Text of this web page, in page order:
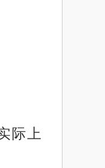
际上